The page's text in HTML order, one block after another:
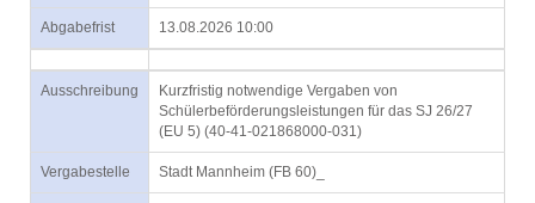
Abgabefrist 13.08.2026 10:00
Ausschreibung
Kurzfristig notwendige Vergaben von
Schülerbeförderungsleistungen für das SJ 26/27
(EU 5) (40-41-021868000-031)
Vergabestelle Stadt Mannheim (FB 60)_